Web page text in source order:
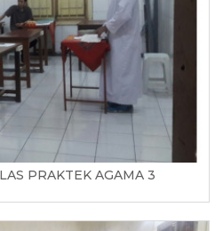
PRAKTEK AGAMA 3